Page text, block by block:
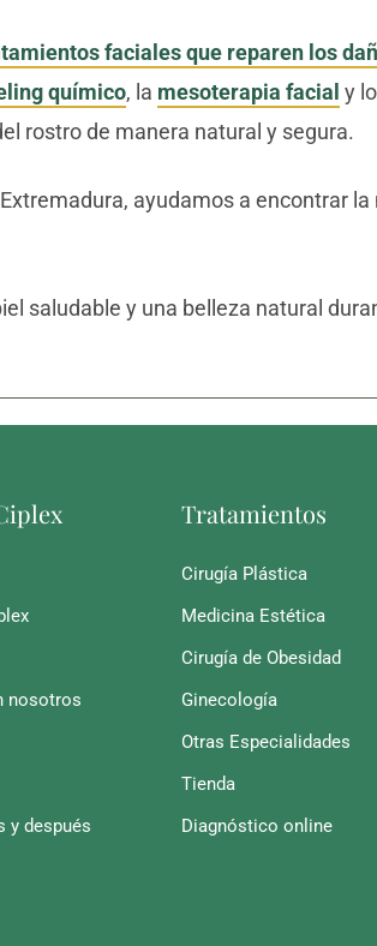
faciales que reparen los
químico, la mesoterapia facial y
rostro de manera natural y segura.
ayudamos a encontrar
saludable y una belleza natural
nosotros
y después
Tratamientos
Cirugía Plástica
Medicina Estética
Cirugía de Obesidad
Ginecología
Otras Especialidades
Tienda
Diagnóstico online